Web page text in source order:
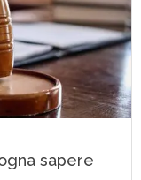
sapere